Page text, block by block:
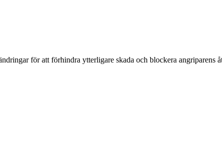
för att förhindra ytterligare skada och blockera angriparens